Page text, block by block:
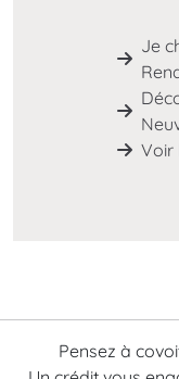
Je
Voir
Pensez à